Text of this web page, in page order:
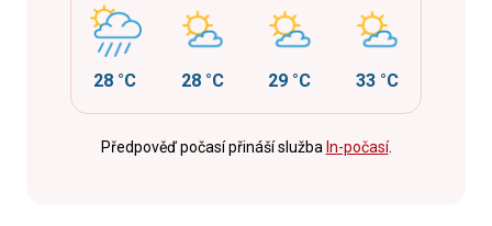
28 °C 28 °C 29 °C 33 °C
Předpověď počasí přináší služba In-počasí.